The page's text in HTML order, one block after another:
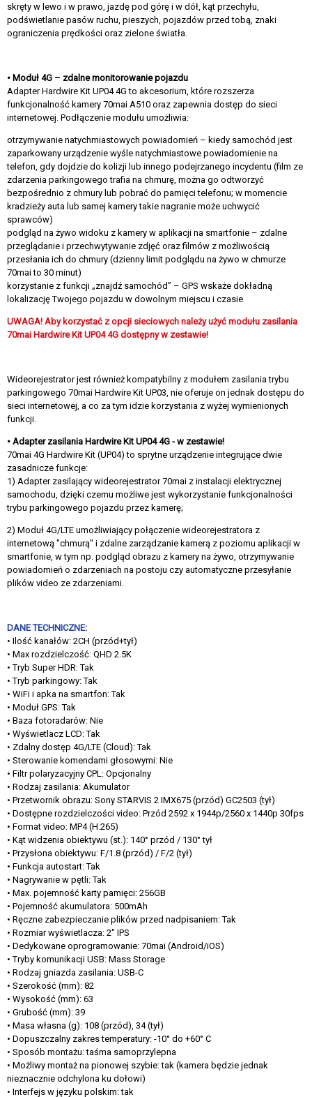
skręty w lewo i w prawo, jazdę pod górę i w dół, kąt przechyłu,
podświetlanie pasów ruchu, pieszych, pojazdów przed tobą, znaki
ograniczenia prędkości oraz zielone światła.
• Moduł 4G – zdalne monitorowanie pojazdu
Adapter Hardwire Kit UP04 4G to akcesorium, które rozszerza
funkcjonalność kamery 70mai A510 oraz zapewnia dostęp do sieci
internetowej. Podłączenie modułu umożliwia:
otrzymywanie natychmiastowych powiadomień – kiedy samochód jest
zaparkowany urządzenie wyśle natychmiastowe powiadomienie na
telefon, gdy dojdzie do kolizji lub innego podejrzanego incydentu (film ze
zdarzenia parkingowego trafia na chmurę, można go odtworzyć
bezpośrednio z chmury lub pobrać do pamięci telefonu; w momencie
kradzieży auta lub samej kamery takie nagranie może uchwycić
sprawców)
podgląd na żywo widoku z kamery w aplikacji na smartfonie – zdalne
przeglądanie i przechwytywanie zdjęć oraz filmów z możliwością
przesłania ich do chmury (dzienny limit podglądu na żywo w chmurze
70mai to 30 minut)
korzystanie z funkcji „znajdź samochód” – GPS wskaże dokładną
lokalizację Twojego pojazdu w dowolnym miejscu i czasie
UWAGA! Aby korzystać z opcji sieciowych należy użyć modułu zasilania
70mai Hardwire Kit UP04 4G dostępny w zestawie!
Wideorejestrator jest również kompatybilny z modułem zasilania trybu
parkingowego 70mai Hardwire Kit UP03, nie oferuje on jednak dostępu do
sieci internetowej, a co za tym idzie korzystania z wyżej wymienionych
funkcji.
• Adapter zasilania Hardwire Kit UP04 4G - w zestawie!
70mai 4G Hardwire Kit (UP04) to sprytne urządzenie integrujące dwie
zasadnicze funkcje:
1) Adapter zasilający wideorejestrator 70mai z instalacji elektrycznej
samochodu, dzięki czemu możliwe jest wykorzystanie funkcjonalności
trybu parkingowego pojazdu przez kamerę;
2) Moduł 4G/LTE umożliwiający połączenie wideorejestratora z
internetową "chmurą" i zdalne zarządzanie kamerą z poziomu aplikacji w
smartfonie, w tym np. podgląd obrazu z kamery na żywo, otrzymywanie
powiadomień o zdarzeniach na postoju czy automatyczne przesyłanie
plików video ze zdarzeniami.
DANE TECHNICZNE:
• Ilość kanałów: 2CH (przód+tył)
• Max rozdzielczość: QHD 2.5K
• Tryb Super HDR: Tak
• Tryb parkingowy: Tak
• WiFi i apka na smartfon: Tak
• Moduł GPS: Tak
• Baza fotoradarów: Nie
• Wyświetlacz LCD: Tak
• Zdalny dostęp 4G/LTE (Cloud): Tak
• Sterowanie komendami głosowymi: Nie
• Filtr polaryzacyjny CPL: Opcjonalny
• Rodzaj zasilania: Akumulator
• Przetwornik obrazu: Sony STARVIS 2 IMX675 (przód) GC2503 (tył)
• Dostępne rozdzielczości video: Przód 2592 x 1944p/2560 x 1440p 30fps
• Format video: MP4 (H.265)
• Kąt widzenia obiektywu (st.): 140° przód / 130° tył
• Przysłona obiektywu: F/1.8 (przód) / F/2 (tył)
• Funkcja autostart: Tak
• Nagrywanie w pętli: Tak
• Max. pojemność karty pamięci: 256GB
• Pojemność akumulatora: 500mAh
• Ręczne zabezpieczanie plików przed nadpisaniem: Tak
• Rozmiar wyświetlacza: 2" IPS
• Dedykowane oprogramowanie: 70mai (Android/iOS)
• Tryby komunikacji USB: Mass Storage
• Rodzaj gniazda zasilania: USB-C
• Szerokość (mm): 82
• Wysokość (mm): 63
• Grubość (mm): 39
• Masa własna (g): 108 (przód), 34 (tył)
• Dopuszczalny zakres temperatury: -10° do +60° C
• Sposób montażu: taśma samoprzylepna
• Możliwy montaż na pionowej szybie: tak (kamera będzie jednak
nieznacznie odchylona ku dołowi)
• Interfejs w języku polskim: tak